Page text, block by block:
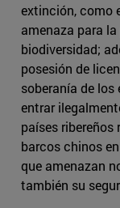
extinción, como
amenaza para
biodiversidad;
posesión de
soberanía de
entrar
países ribereños
barcos chinos
que amenazan
también su